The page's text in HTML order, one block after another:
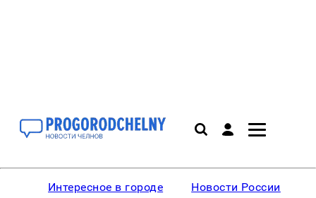
Интересное в городе Новости России